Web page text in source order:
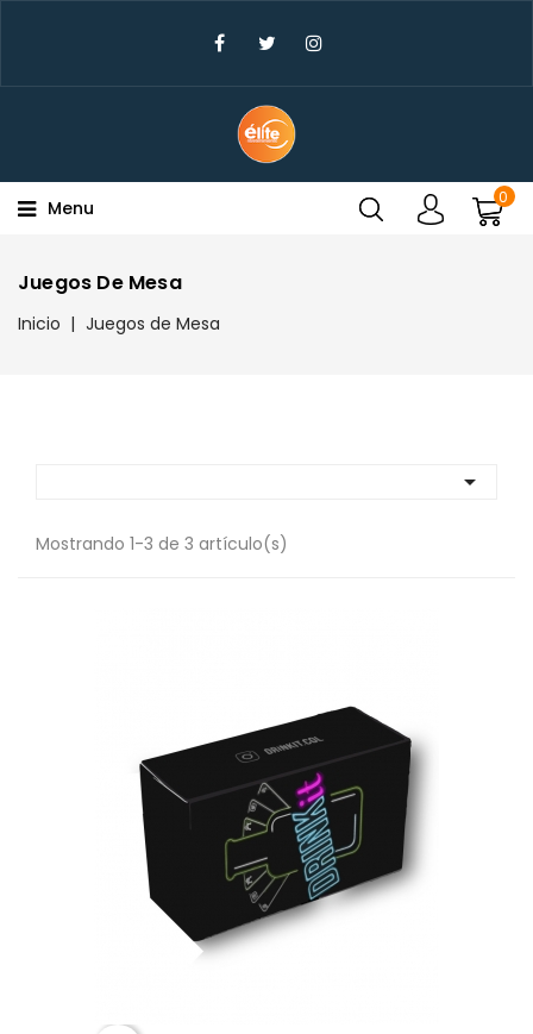
0
Menu
Juegos De Mesa
Inicio Juegos de Mesa

Mostrando 1-3 de 3 artículo(s)
Create Wishlist